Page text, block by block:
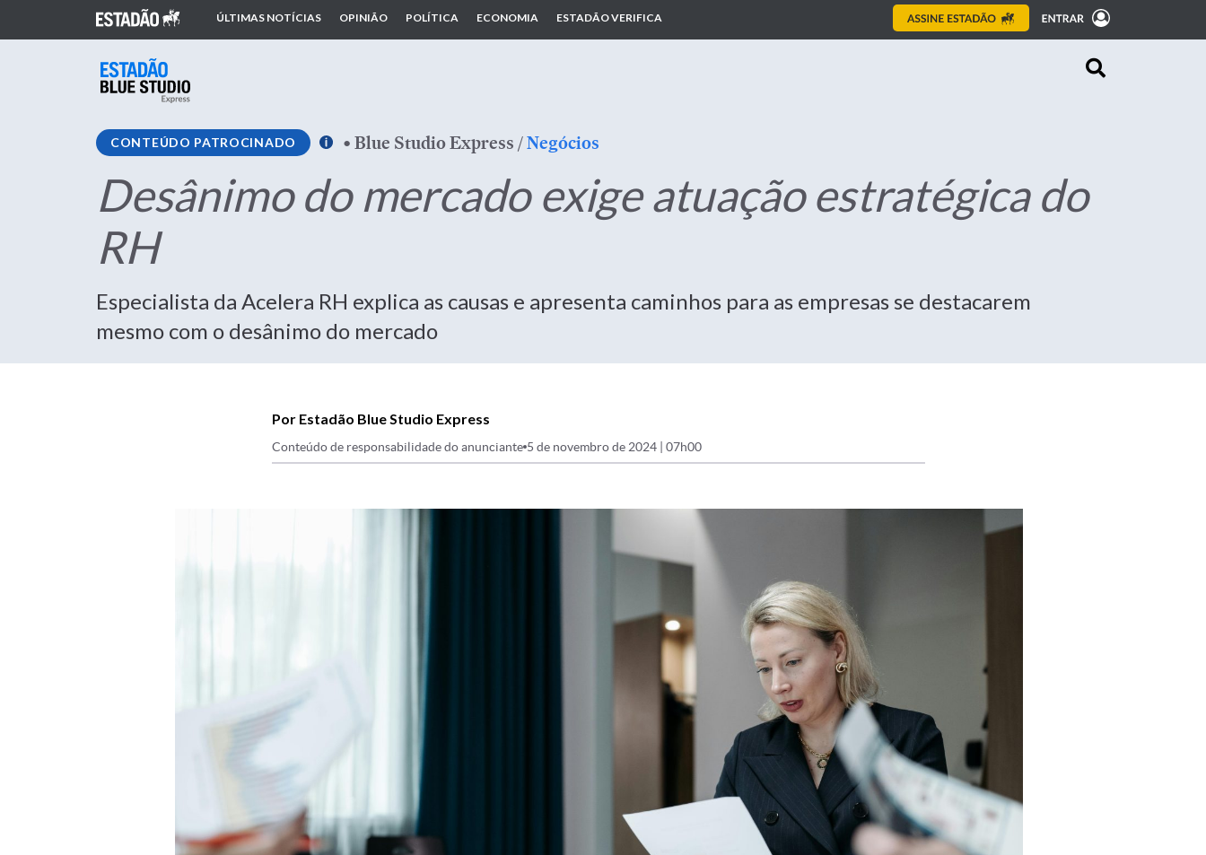
ÚLTIMAS NOTÍCIAS OPINIÃO POLÍTICA ECONOMIA ESTADÃO VERIFICA
CONTEÚDO PATROCINADO •Blue Studio Express/Negócios
Desânimo do mercado exige atuação estratégica do
RH
Especialista da Acelera RH explica as causas e apresenta caminhos para as empresas se destacarem
mesmo com o desânimo do mercado
Por Estadão Blue Studio Express
Conteúdo de responsabilidade do anunciante 5 de novembro de 2024 | 07h00